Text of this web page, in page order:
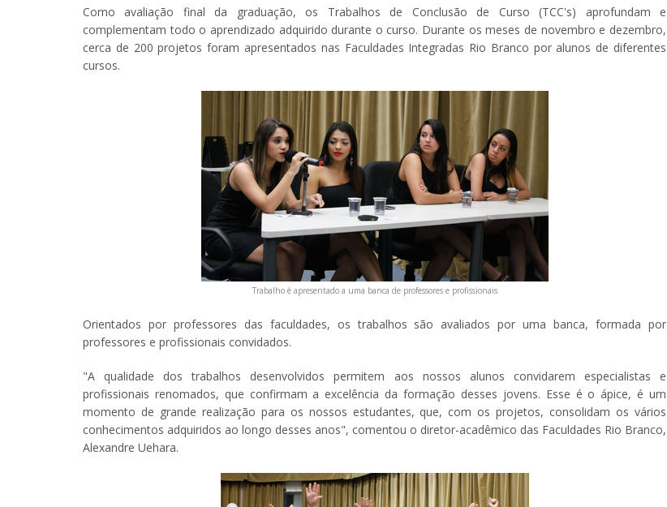
Como avaliação final da graduação, os Trabalhos de Conclusão de Curso (TCC's) aprofundam e
complementam todo o aprendizado adquirido durante o curso. Durante os meses de novembro e dezembro,
cerca de 200 projetos foram apresentados nas Faculdades Integradas Rio Branco por alunos de diferentes
cursos.
Trabalho é apresentado a uma banca de professores e profissionais
Orientados por professores das faculdades, os trabalhos são avaliados por uma banca, formada por
professores e profissionais convidados.
"A qualidade dos trabalhos desenvolvidos permitem aos nossos alunos convidarem especialistas e
profissionais renomados, que confirmam a excelência da formação desses jovens. Esse é o ápice, é um
momento de grande realização para os nossos estudantes, que, com os projetos, consolidam os vários
conhecimentos adquiridos ao longo desses anos", comentou o diretor-acadêmico das Faculdades Rio Branco,
Alexandre Uehara.